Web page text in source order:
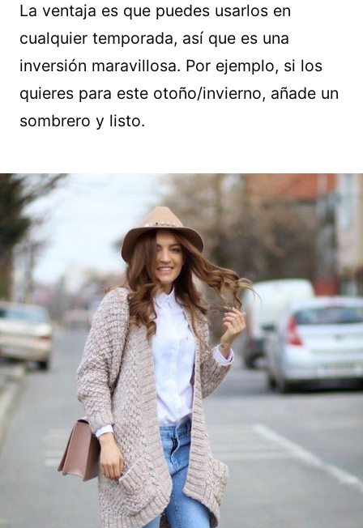
La ventaja es que puedes usarlos en
cualquier temporada, así que es una
inversión maravillosa. Por ejemplo, si los
quieres para este otoño/invierno, añade un
sombrero y listo.